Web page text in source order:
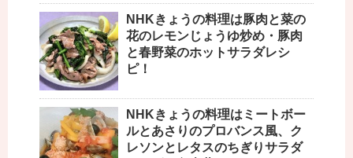
NHKきょうの料理は豚肉と菜の
花のレモンじょうゆ炒め・豚肉
と春野菜のホットサラダレシ
ピ！
NHKきょうの料理はミートボー
ルとあさりのプロバンス風、ク
レソンとレタスのちぎりサラダ